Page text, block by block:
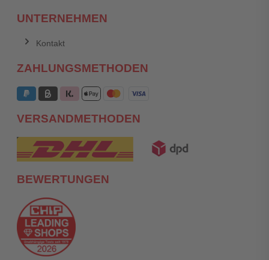
UNTERNEHMEN
Kontakt
ZAHLUNGSMETHODEN
VERSANDMETHODEN
BEWERTUNGEN